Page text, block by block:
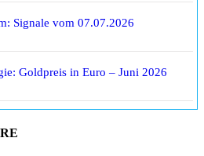
Signale vom 07.07.2026
Goldpreis in Euro – Juni 2026